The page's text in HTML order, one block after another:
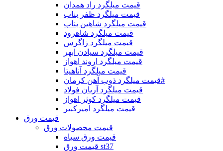
قیمت میلگرد راد همدان
قیمت میلگرد ظفر بناب
قیمت میلگرد شاهین بناب
قیمت میلگرد شاهرود
قیمت میلگرد زاگرس
قیمت میلگرد سیادن ابهر
قیمت میلگرد اروند اهواز
قیمت میلگرد آناهیتا
قیمت میلگرد ذوب آهن کرمان#
قیمت میلگرد آریان فولاد
قیمت میلگرد کوثر اهواز
قیمت میلگرد امیرکبیر
قیمت ورق
قیمت محصولات ورق
قیمت ورق سیاه
قیمت ورق st37